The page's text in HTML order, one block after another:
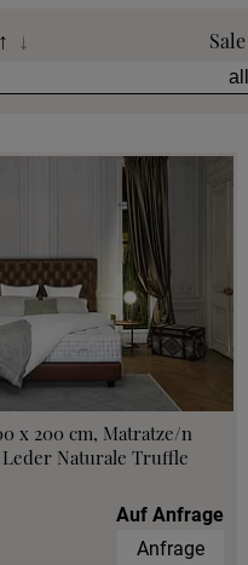
Stoffkollektion
Angebot
Probeschlafen
↑ ↓ Sale
x 200 cm, Matratze/n
Leder Naturale Truffle
Auf Anfrage
Anfrage